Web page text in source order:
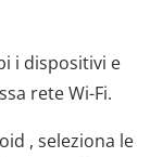
i dispositivi e
rete Wi-Fi.
, seleziona le